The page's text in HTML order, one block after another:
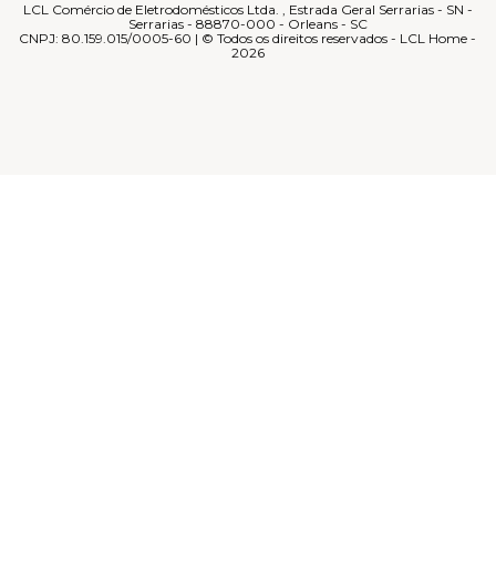
LCL Comércio de Eletrodomésticos Ltda. , Estrada Geral Serrarias - SN -
Serrarias - 88870-000 - Orleans - SC
CNPJ: 80.159.015/0005-60 | © Todos os direitos reservados - LCL Home -
2026